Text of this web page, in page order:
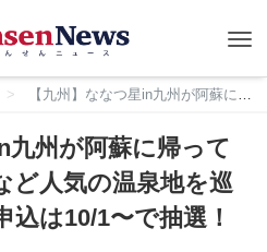
【九州】ななつ星in九州が阿蘇に帰ってくる！由布院温泉など人気の温泉地を巡る新ルートの予約申込は10/1〜で抽選！
九州が阿蘇に帰って
ど人気の温泉地を巡
込は10/1〜で抽選！